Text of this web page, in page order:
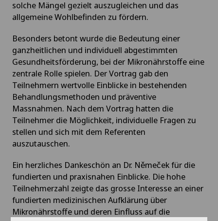
solche Mängel gezielt auszugleichen und das
allgemeine Wohlbefinden zu fördern.
Besonders betont wurde die Bedeutung einer
ganzheitlichen und individuell abgestimmten
Gesundheitsförderung, bei der Mikronährstoffe eine
zentrale Rolle spielen. Der Vortrag gab den
Teilnehmern wertvolle Einblicke in bestehenden
Behandlungsmethoden und präventive
Massnahmen. Nach dem Vortrag hatten die
Teilnehmer die Möglichkeit, individuelle Fragen zu
stellen und sich mit dem Referenten
auszutauschen.
Ein herzliches Dankeschön an Dr. Němeček für die
fundierten und praxisnahen Einblicke. Die hohe
Teilnehmerzahl zeigte das grosse Interesse an einer
fundierten medizinischen Aufklärung über
Mikronährstoffe und deren Einfluss auf die